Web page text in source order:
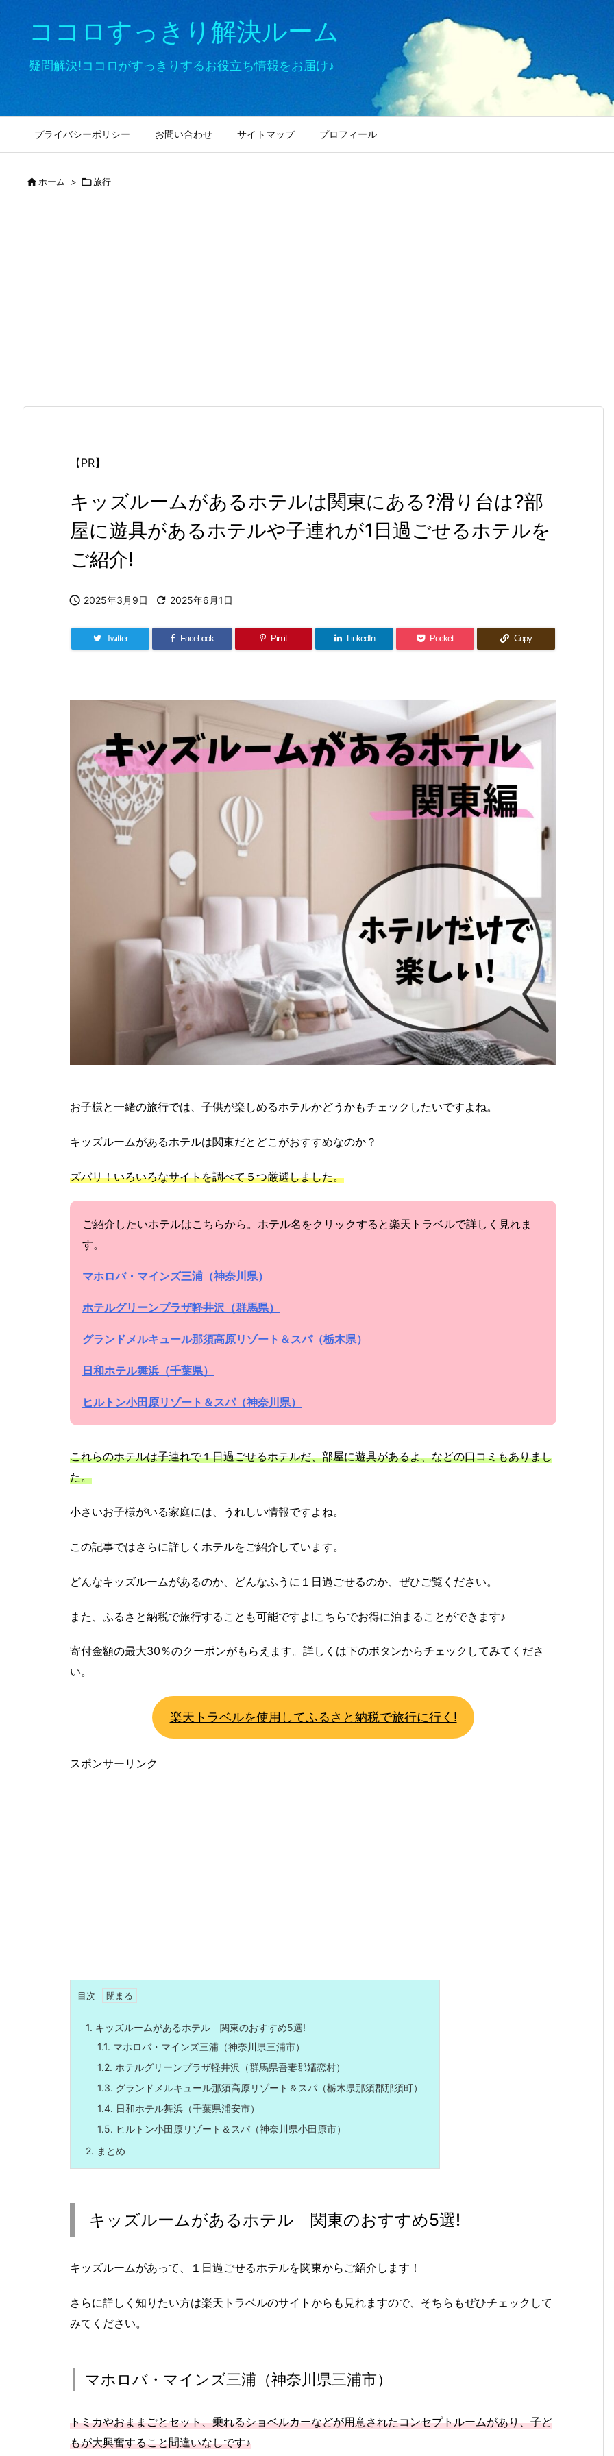
ココロすっきり解決ルーム
疑問解決!ココロがすっきりするお役立ち情報をお届け♪
プライバシーポリシー お問い合わせ サイトマップ プロフィール
ホーム > 旅行
【PR】
キッズルームがあるホテルは関東にある?滑り台は?部
屋に遊具があるホテルや子連れが1日過ごせるホテルを
ご紹介!
 2025年3月9日  2025年6月1日
Twitter Facebook Pin it LinkedIn Pocket Copy
お子様と一緒の旅行では、子供が楽しめるホテルかどうかもチェックしたいですよね。
キッズルームがあるホテルは関東だとどこがおすすめなのか？
ズバリ！いろいろなサイトを調べて５つ厳選しました。
ご紹介したいホテルはこちらから。ホテル名をクリックすると楽天トラベルで詳しく見れま
す。
マホロバ・マインズ三浦（神奈川県）
ホテルグリーンプラザ軽井沢（群馬県）
グランドメルキュール那須高原リゾート＆スパ（栃木県）
日和ホテル舞浜（千葉県）
ヒルトン小田原リゾート＆スパ（神奈川県）
これらのホテルは子連れで１日過ごせるホテルだ、部屋に遊具があるよ、などの口コミもありまし
た。
小さいお子様がいる家庭には、うれしい情報ですよね。
この記事ではさらに詳しくホテルをご紹介しています。
どんなキッズルームがあるのか、どんなふうに１日過ごせるのか、ぜひご覧ください。
また、ふるさと納税で旅行することも可能ですよ!こちらでお得に泊まることができます♪
寄付金額の最大30％のクーポンがもらえます。詳しくは下のボタンからチェックしてみてくださ
い。
楽天トラベルを使用してふるさと納税で旅行に行く!
スポンサーリンク
目次
1. キッズルームがあるホテル 関東のおすすめ5選!
1.1. マホロバ・マインズ三浦（神奈川県三浦市）
1.2. ホテルグリーンプラザ軽井沢（群馬県吾妻郡嬬恋村）
1.3. グランドメルキュール那須高原リゾート＆スパ（栃木県那須郡那須町）
1.4. 日和ホテル舞浜（千葉県浦安市）
1.5. ヒルトン小田原リゾート＆スパ（神奈川県小田原市）
2. まとめ
キッズルームがあるホテル 関東のおすすめ5選!
キッズルームがあって、１日過ごせるホテルを関東からご紹介します！
さらに詳しく知りたい方は楽天トラベルのサイトからも見れますので、そちらもぜひチェックして
みてください。
マホロバ・マインズ三浦（神奈川県三浦市）
トミカやおままごとセット、乗れるショベルカーなどが用意されたコンセプトルームがあり、子ど
もが大興奮すること間違いなしです♪